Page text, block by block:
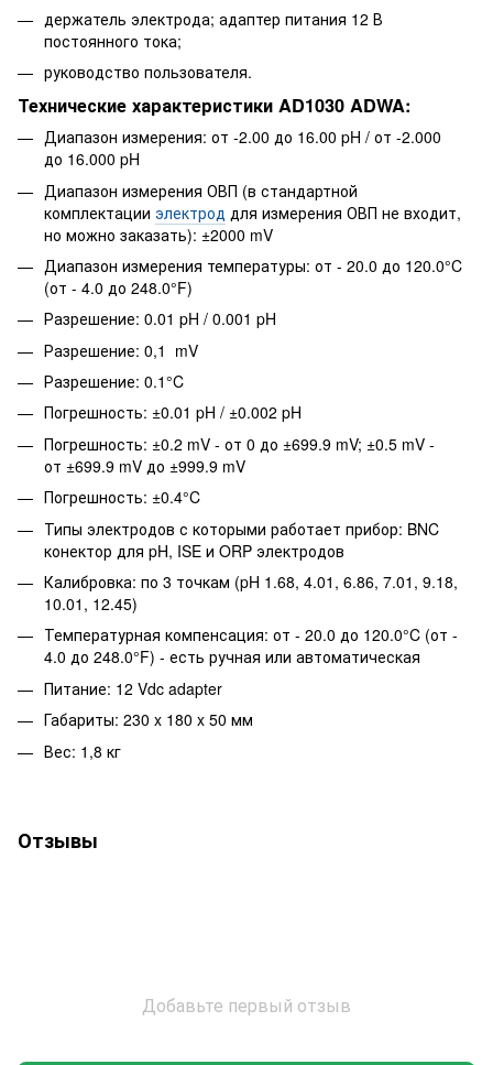
держатель электрода; адаптер питания 12 В
постоянного тока;
руководство пользователя.
Технические характеристики AD1030 ADWA:
Диапазон измерения: от -2.00 до 16.00 pH / от -2.000
до 16.000 pH
Диапазон измерения ОВП (в стандартной
комплектации электрод для измерения ОВП не входит,
но можно заказать): ±2000 mV
Диапазон измерения температуры: от - 20.0 до 120.0°C
(от - 4.0 до 248.0°F)
Разрешение: 0.01 pH / 0.001 pH
Разрешение: 0,1 mV
Разрешение: 0.1°C
Погрешность: ±0.01 pH / ±0.002 pH
Погрешность: ±0.2 mV - от 0 до ±699.9 mV; ±0.5 mV -
от ±699.9 mV до ±999.9 mV
Погрешность: ±0.4°C
Типы электродов с которыми работает прибор: BNC
конектор для pH, ISE и ORP электродов
Калибровка: по 3 точкам (pH 1.68, 4.01, 6.86, 7.01, 9.18,
10.01, 12.45)
Температурная компенсация: от - 20.0 до 120.0°C (от -
4.0 до 248.0°F) - есть ручная или автоматическая
Питание: 12 Vdc adapter
Габариты: 230 x 180 x 50 мм
Вес: 1,8 кг
Отзывы
Добавьте первый отзыв